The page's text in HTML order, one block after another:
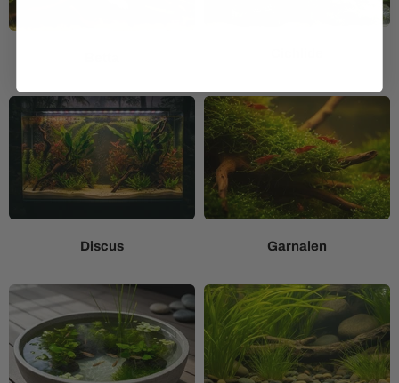
Discus Garnalen